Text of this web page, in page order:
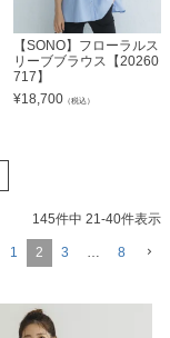
【SONO】フローラルス
リーブブラウス【20260
717】
¥18,700（税込）
145件中 21-40件表示
1 2 3 … 8